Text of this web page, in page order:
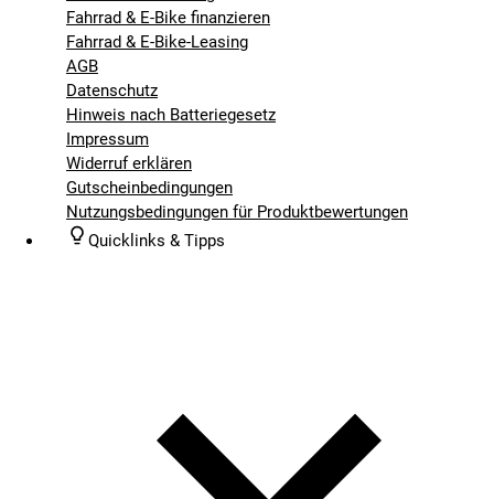
Fahrrad & E-Bike finanzieren
Fahrrad & E-Bike-Leasing
AGB
Datenschutz
Hinweis nach Batteriegesetz
Impressum
Widerruf erklären
Gutscheinbedingungen
Nutzungsbedingungen für Produktbewertungen
Quicklinks & Tipps